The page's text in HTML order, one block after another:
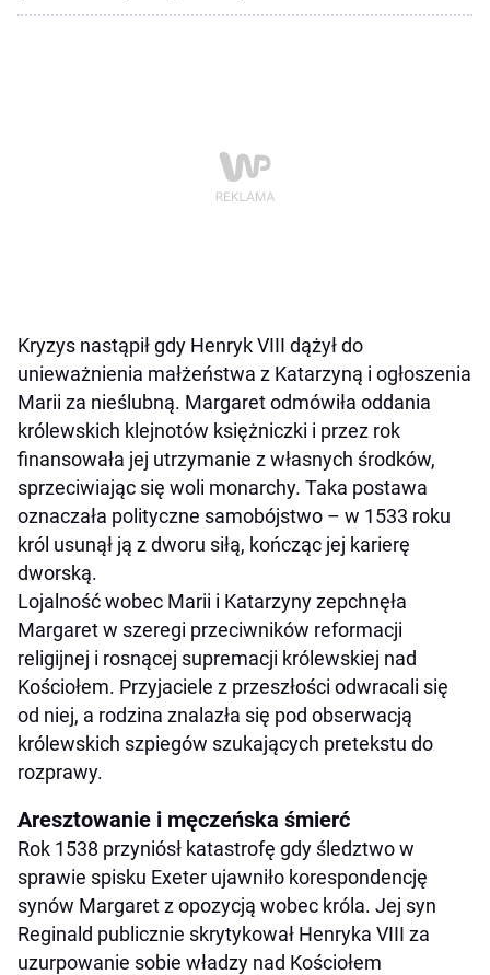
Kryzys nastąpił gdy Henryk VIII dążył do
unieważnienia małżeństwa z Katarzyną i ogłoszenia
Marii za nieślubną. Margaret odmówiła oddania
królewskich klejnotów księżniczki i przez rok
finansowała jej utrzymanie z własnych środków,
sprzeciwiając się woli monarchy. Taka postawa
oznaczała polityczne samobójstwo – w 1533 roku
król usunął ją z dworu siłą, kończąc jej karierę
dworską.
Lojalność wobec Marii i Katarzyny zepchnęła
Margaret w szeregi przeciwników reformacji
religijnej i rosnącej supremacji królewskiej nad
Kościołem. Przyjaciele z przeszłości odwracali się
od niej, a rodzina znalazła się pod obserwacją
królewskich szpiegów szukających pretekstu do
rozprawy.
Aresztowanie i męczeńska śmierć
Rok 1538 przyniósł katastrofę gdy śledztwo w
sprawie spisku Exeter ujawniło korespondencję
synów Margaret z opozycją wobec króla. Jej syn
Reginald publicznie skrytykował Henryka VIII za
uzurpowanie sobie władzy nad Kościołem